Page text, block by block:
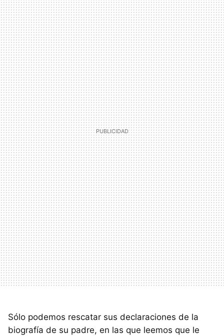
Sólo podemos rescatar sus declaraciones de la
biografía de su padre, en las que leemos que le